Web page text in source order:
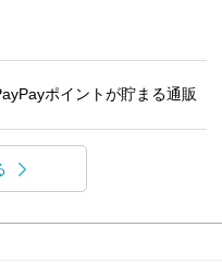
ポイントが貯まる通販